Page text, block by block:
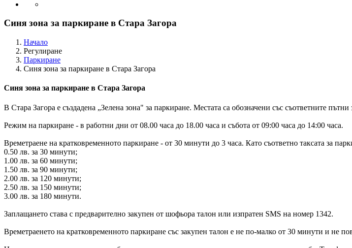
Синя зона за паркиране в Стара Загора
Начало
Регулиране
Паркиране
Синя зона за паркиране в Стара Загора
Синя зона за паркиране в Стара Загора
В Стара Загора е създадена „Зелена зона" за паркиране. Местата са обозначени със съответните
Режим на паркиране - в работни дни от 08.00 часа до 18.00 часа и събота от 09:00 часа до 14:00 часа.
Времетраене на кратковременното паркиране - от 30 минути до 3 часа. Като съответно таксата за
0.50 лв. за 30 минути;
1.00 лв. за 60 минути;
1.50 лв. за 90 минути;
2.00 лв. за 120 минути;
2.50 лв. за 150 минути;
3.00 лв. за 180 минути.
Заплащането става с предварително закупен от шофьора талон или изпратен SMS на номер 1342.
Времетраенето на кратковременното паркиране със закупен талон е не по-малко от 30 минути и не